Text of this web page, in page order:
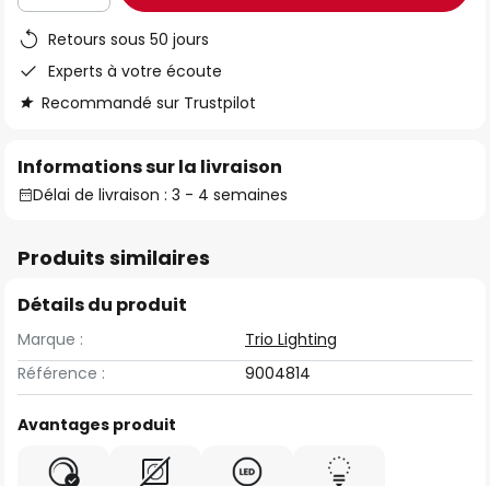
Retours sous 50 jours
Experts à votre écoute
Recommandé sur Trustpilot
Informations sur la livraison
Délai de livraison : 3 - 4 semaines
Produits similaires
Détails du produit
Marque :
Trio Lighting
Référence :
9004814
Avantages produit